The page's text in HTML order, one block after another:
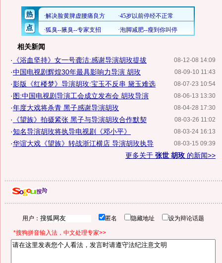
相关新闻
08-12-08 14:09
· 《浴血坚持》女一号龚洁:感谢导演胡玫提拔
08-09-10 11:43
·中国电视剧辉煌30年最具影响力导演 胡玫
08-07-23 10:54
·影版《红楼梦》导演胡玫:宝玉不反串 黛玉难选
08-06-13 13:30
·图:中国电视剧导演工会成立发布会 胡玫导演
08-04-28 17:30
·年度大戏将杀青 黑子感谢导演胡玫
08-03-26 11:02
· 《望族》拍摄紧张 黑子与导演胡玫合作默契
08-03-24 16:13
·知名导演胡玫将执导电视剧《邓小平》
08-03-15 09:39
·华谊大戏《望族》转战浙江横店 导演胡玫执导
更多关于 张世 胡玫 的新闻>>
用户： 匿名 隐藏地址 设为辩论话题
*搜狗拼音输入法，中文处理专家>>